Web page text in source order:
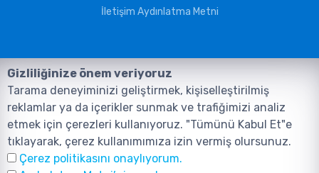
İletişim Aydınlatma Metni
©2026, Tüm Hakları ANIL TELEKOMÜNİKASYON GÜVENLİK VE BİLİŞİM
SİSTEMLERİ SAN. TİC. LTD. ŞTİ. aittir.Design and Software:
Gizliliğinize önem veriyoruz
Tarama deneyiminizi geliştirmek, kişiselleştirilmiş
reklamlar ya da içerikler sunmak ve trafiğimizi analiz
etmek için çerezleri kullanıyoruz. "Tümünü Kabul Et"e
tıklayarak, çerez kullanımımıza izin vermiş olursunuz.
Çerez politikasını onaylıyorum.